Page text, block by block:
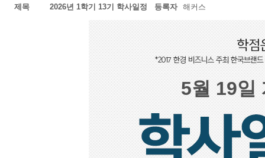
제목 2026년 1학기 13기 학사일정 등록자 해커스